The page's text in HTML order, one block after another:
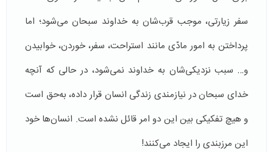
سفر زیارتی، موجب قرب‌شان به خداوند سبحان می‌شود؛ اما
پرداختن به امور مادّی مانند استراحت، سفر، خوردن، خوابیدن
و… سبب نزدیکی‌شان به خداوند نمی‌شود، در حالی كه آنچه
خدای سبحان در نیازمندی زندگی انسان قرار داده، به‌حق است
و هیچ تفکیکی بین این دو امر قائل نشده است. انسان‌ها خود
این مرزبندی را ایجاد می‌كنند!